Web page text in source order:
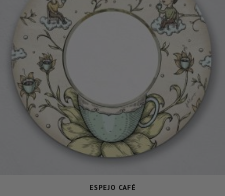
ESPEJO CAFÉ